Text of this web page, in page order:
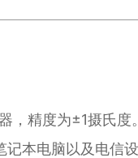
，精度为±1摄氏
本电脑以及电信设